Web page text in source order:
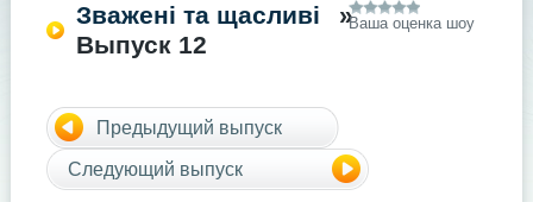
Зважені та щасливі
»
Выпуск 12
Ваша оценка шоу
Предыдущий выпуск
Следующий выпуск